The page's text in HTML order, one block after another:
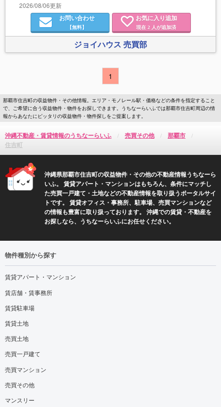
2026/08/06更新
お問い合わせ
【無料】
お気に入り追加
現在 2 人が追加済
ジョイハウス 売買部
1
那覇市住吉町の収益物件・その他情報。エリア・モノレール駅・価格などの条件を指定すること
で、ご希望に合う収益物件・物件をお探しできます。うちなーらいふでは那覇市住吉町周辺の情
報からあなたにピッタリの収益物件・物件探しをご提案します。
沖縄不動産・賃貸情報のうちなーらいふ 売買その他
那覇市
住吉町
沖縄県那覇市住吉町の収益物件・その他の不動産情報うちなーら
いふ。 賃貸アパート・マンションはもちろん、条件にマッチし
た売買一戸建て・土地などの不動産情報を取り扱うポータルサイ
トです。 賃貸オフィス・事務所、駐車場、売買マンションなど
の情報も豊富に取り扱っております。 沖縄での賃貸・不動産を
お探しなら、うちなーらいふにお任せください。
物件種別から探す
賃貸アパート・マンション
賃店舗・賃事務所
賃貸駐車場
賃貸土地
売買土地
売買一戸建て
売買マンション
売買その他
マンスリー